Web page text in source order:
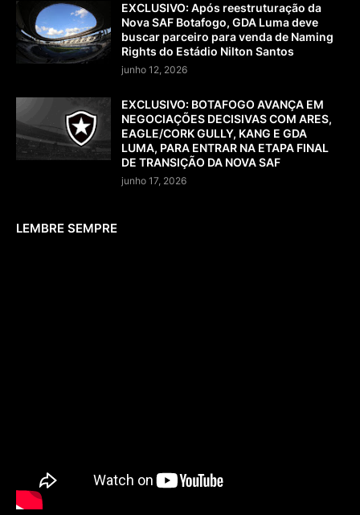
EXCLUSIVO: Após reestruturação da
Nova SAF Botafogo, GDA Luma deve
buscar parceiro para venda de Naming
Rights do Estádio Nilton Santos
junho 12, 2026
EXCLUSIVO: BOTAFOGO AVANÇA EM
NEGOCIAÇÕES DECISIVAS COM ARES,
EAGLE/CORK GULLY, KANG E GDA
LUMA, PARA ENTRAR NA ETAPA FINAL
DE TRANSIÇÃO DA NOVA SAF
junho 17, 2026
LEMBRE SEMPRE